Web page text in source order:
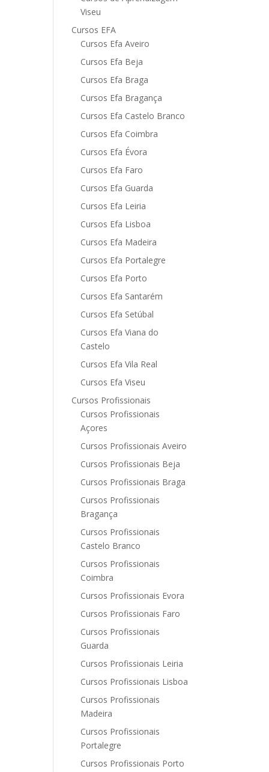
Viseu
Cursos EFA
Cursos Efa Aveiro
Cursos Efa Beja
Cursos Efa Braga
Cursos Efa Bragança
Cursos Efa Castelo Branco
Cursos Efa Coimbra
Cursos Efa Évora
Cursos Efa Faro
Cursos Efa Guarda
Cursos Efa Leiria
Cursos Efa Lisboa
Cursos Efa Madeira
Cursos Efa Portalegre
Cursos Efa Porto
Cursos Efa Santarém
Cursos Efa Setúbal
Cursos Efa Viana do
Castelo
Cursos Efa Vila Real
Cursos Efa Viseu
Cursos Profissionais
Cursos Profissionais
Açores
Cursos Profissionais Aveiro
Cursos Profissionais Beja
Cursos Profissionais Braga
Cursos Profissionais
Bragança
Cursos Profissionais
Castelo Branco
Cursos Profissionais
Coimbra
Cursos Profissionais Evora
Cursos Profissionais Faro
Cursos Profissionais
Guarda
Cursos Profissionais Leiria
Cursos Profissionais Lisboa
Cursos Profissionais
Madeira
Cursos Profissionais
Portalegre
Cursos Profissionais Porto